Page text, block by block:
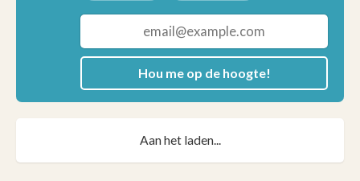
Hou me op de hoogte!
Aan het laden...